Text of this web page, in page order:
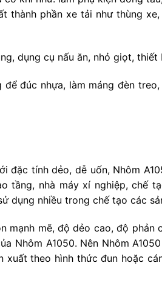
thành phần xe tải như thùng
dụng cụ nấu ăn, nhỏ giọt,
đúc nhựa, làm máng đèn
đặc tính dẻo, dễ uốn, Nhôm
tầng, nhà máy xí nghiệp, chế
dụng nhiều trong chế tạo các
mạnh mẽ, độ dẻo cao, độ phản
Nhôm A1050. Nên Nhôm
theo hình thức đun hoặc